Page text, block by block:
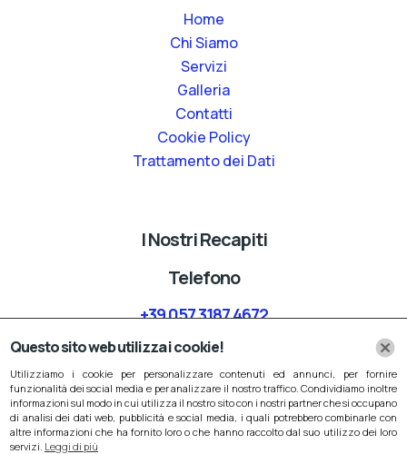
Home
Chi Siamo
Servizi
Galleria
Contatti
Cookie Policy
Trattamento dei Dati
I Nostri Recapiti
Telefono
+39 057 3187 4672
E-Mail
rdautosrlpistoia@gmail.com
Questo sito web utilizza i cookie!
Utilizziamo i cookie per personalizzare contenuti ed annunci, per fornire
funzionalità dei social media e per analizzare il nostro traffico. Condividiamo inoltre
informazioni sul modo in cui utilizza il nostro sito con i nostri partner che si occupano
di analisi dei dati web, pubblicità e social media, i quali potrebbero combinarle con
altre informazioni che ha fornito loro o che hanno raccolto dal suo utilizzo dei loro
servizi. Leggi di più